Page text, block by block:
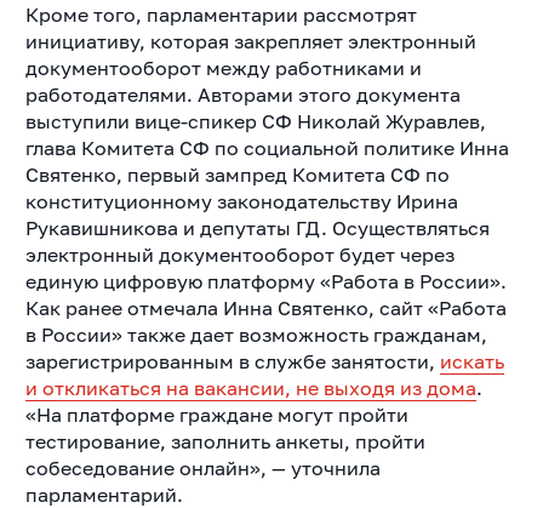
Кроме того, парламентарии рассмотрят
инициативу, которая закрепляет электронный
документооборот между работниками и
работодателями. Авторами этого документа
выступили вице-спикер СФ Николай Журавлев,
глава Комитета СФ по социальной политике Инна
Святенко, первый зампред Комитета СФ по
конституционному законодательству Ирина
Рукавишникова и депутаты ГД. Осуществляться
электронный документооборот будет через
единую цифровую платформу «Работа в России».
Как ранее отмечала Инна Святенко, сайт «Работа
в России» также дает возможность гражданам,
зарегистрированным в службе занятости, искать
и откликаться на вакансии, не выходя из дома.
«На платформе граждане могут пройти
тестирование, заполнить анкеты, пройти
собеседование онлайн», — уточнила
парламентарий.